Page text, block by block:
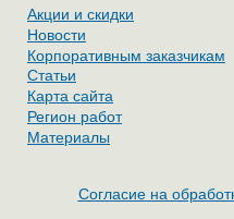
Акции и скидки
Новости
Корпоративным заказчикам
Статьи
Карта сайта
Регион работ
Материалы
Согласие на